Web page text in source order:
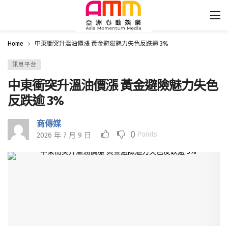
Home 中東衝突升溫油價漲 黃金避險魅力失色反跌逾 3%
訊息平台
中東衝突升溫油價漲 黃金避險魅力失色
反跌逾 3%
商傳媒
2026 年 7 月 9 日 0 Points